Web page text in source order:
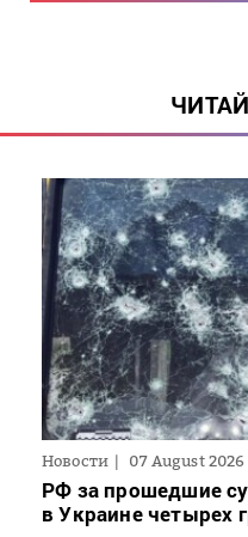
Новости 07 August 2026
РФ за прошедшие
в Украине четырех